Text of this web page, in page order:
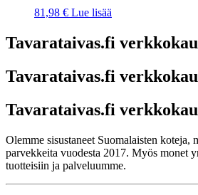
81,98 € Lue lisää
Tavarataivas.fi
Tavarataivas.fi
Tavarataivas.fi
Olemme sisustaneet Suomalaisten koteja,
parvekkeita vuodesta 2017. Myös monet
tuotteisiin ja palveluumme.